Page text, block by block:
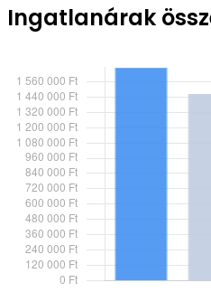
Ingatlanárak